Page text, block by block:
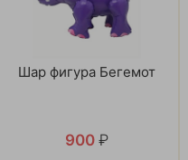
Шар фигура Бегемот
900 ₽